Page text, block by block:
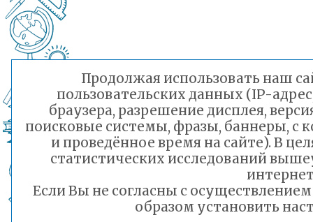
Продолжая использовать наш
пользовательских данных (IP-
браузера, разрешение дисплея,
поисковые системы, фразы, баннеры, с
и проведённое время на сайте). В
статистических исследований
Если Вы не согласны с
образом установить